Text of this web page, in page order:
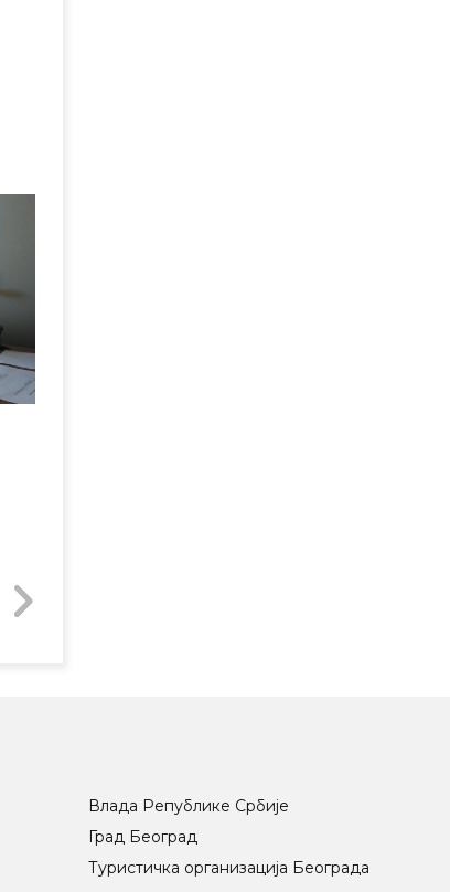
Влада Републике Србије
Град Београд
Туристичка организација Београда